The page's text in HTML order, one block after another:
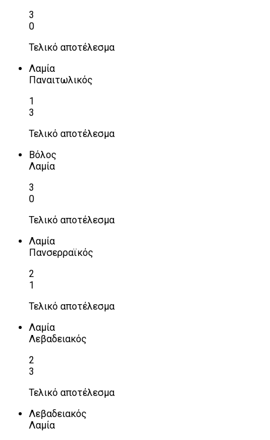
3
0
Τελικό αποτέλεσμα
Λαμία
Παναιτωλικός
1
3
Τελικό αποτέλεσμα
Βόλος
Λαμία
3
0
Τελικό αποτέλεσμα
Λαμία
Πανσερραϊκός
2
1
Τελικό αποτέλεσμα
Λαμία
Λεβαδειακός
2
3
Τελικό αποτέλεσμα
Λεβαδειακός
Λαμία